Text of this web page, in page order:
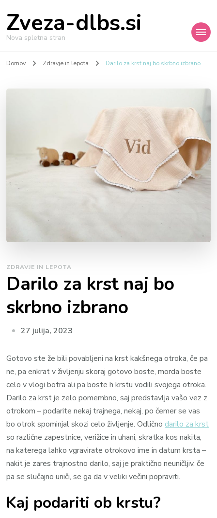
Zveza-dlbs.si
Nova spletna stran
Domov Zdravje in lepota Darilo za krst naj bo skrbno izbrano
ZDRAVJE IN LEPOTA
Darilo za krst naj bo
skrbno izbrano
27 julija, 2023
Gotovo ste že bili povabljeni na krst kakšnega otroka, če pa
ne, pa enkrat v življenju skoraj gotovo boste, morda boste
celo v vlogi botra ali pa boste h krstu vodili svojega otroka.
Darilo za krst je zelo pomembno, saj predstavlja vašo vez z
otrokom – podarite nekaj trajnega, nekaj, po čemer se vas
bo otrok spominjal skozi celo življenje. Odličnodarilo za krst
so različne zapestnice, verižice in uhani, skratka kos nakita,
na katerega lahko vgravirate otrokovo ime in datum krsta –
nakit je zares trajnostno darilo, saj je praktično neuničljiv, če
pa se slučajno uniči, se ga da v veliki večini popraviti.
Kaj podariti ob krstu?